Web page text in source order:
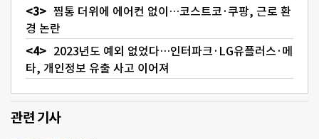
찜통 더위에 에어컨 없이…코스트코·쿠팡, 근로 환
경 논란
2023년도 예외 없었다…인터파크·LG유플러스·메
타, 개인정보 유출 사고 이어져
관련 기사